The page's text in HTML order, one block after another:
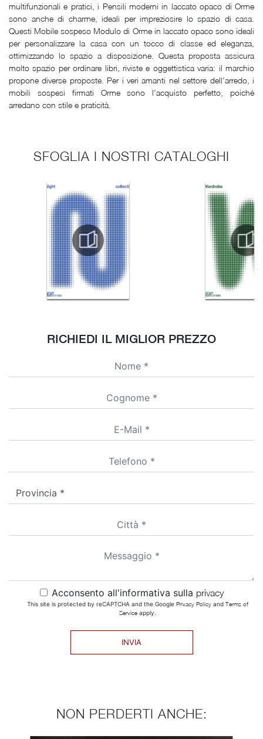
multifunzionali e pratici, i Pensili moderni in laccato opaco di Orme
sono anche di charme, ideali per impreziosire lo spazio di casa.
Questi Mobile sospeso Modulo di Orme in laccato opaco sono ideali
per personalizzare la casa con un tocco di classe ed eleganza,
ottimizzando lo spazio a disposizione. Questa proposta assicura
molto spazio per ordinare libri, riviste e oggettistica varia: il marchio
propone diverse proposte. Per i veri amanti nel settore dell'arredo, i
mobili sospesi firmati Orme sono l'acquisto perfetto, poiché
arredano con stile e praticità.
SFOGLIA I NOSTRI CATALOGHI
RICHIEDI IL MIGLIOR PREZZO
Acconsento all'informativa sulla privacy
This site is protected by reCAPTCHA and the Google Privacy Policyand Terms of
Serviceapply.
INVIA
NON PERDERTI ANCHE: